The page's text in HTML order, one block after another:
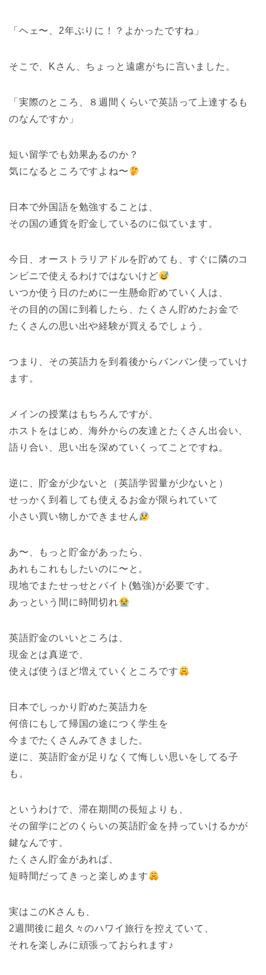
「ヘェ〜、2年ぶりに！？よかったですね」
そこで、Kさん、ちょっと遠慮がちに言いました。
「実際のところ、８週間くらいで英語って上達するも
のなんですか」
短い留学でも効果あるのか？
気になるところですよね〜
日本で外国語を勉強することは、
その国の通貨を貯金しているのに似ています。
今日、オーストラリアドルを貯めても、すぐに隣のコ
ンビニで使えるわけではないけど
いつか使う日のために一生懸命貯めていく人は、
その目的の国に到着したら、たくさん貯めたお金で
たくさんの思い出や経験が買えるでしょう。
つまり、その英語力を到着後からバンバン使っていけ
ます。
メインの授業はもちろんですが、
ホストをはじめ、海外からの友達とたくさん出会い、
語り合い、思い出を深めていくってことですね。
逆に、貯金が少ないと（英語学習量が少ないと）
せっかく到着しても使えるお金が限られていて
小さい買い物しかできません
あ〜、もっと貯金があったら、
あれもこれもしたいのに〜と。
現地でまたせっせとバイト(勉強)が必要です。
あっという間に時間切れ
英語貯金のいいところは、
現金とは真逆で、
使えば使うほど増えていくところです
日本でしっかり貯めた英語力を
何倍にもして帰国の途につく学生を
今までたくさんみてきました。
逆に、英語貯金が足りなくて悔しい思いをしてる子
も。
というわけで、滞在期間の長短よりも、
その留学にどのくらいの英語貯金を持っていけるかが
鍵なんです。
たくさん貯金があれば、
短時間だってきっと楽しめます
実はこのKさんも、
2週間後に超久々のハワイ旅行を控えていて、
それを楽しみに頑張っておられます♪